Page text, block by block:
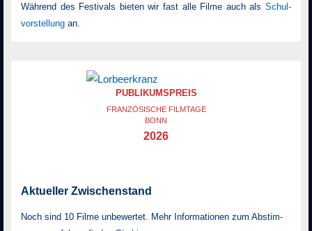
Während des Festivals bieten wir fast alle Filme auch als Schul­
vor­stellung an.
PUBLIKUMSPREIS
FRANZÖSISCHE FILMTAGE
BONN
2026
Aktueller Zwischenstand
Noch sind 10 Filme unbewertet. Mehr Informationen zum Ab­stim­